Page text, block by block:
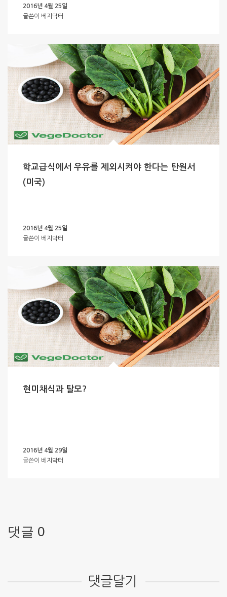
2016년 4월 25일
글쓴이 베지닥터
학교급식에서 우유를 제외시켜야 한다는 탄원서
(미국)
2016년 4월 25일
글쓴이 베지닥터
현미채식과 탈모?
2016년 4월 29일
글쓴이 베지닥터
댓글 0
댓글달기